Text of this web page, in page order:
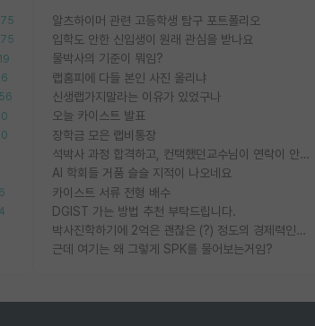
알츠하이머 관련 고등학생 탐구 포트폴리오
입학도 안한 신입생이 원래 관심을 받나요
물박사의 기준이 뭐임?
랩홈피에 다들 본인 사진 올리냐
신생랩가지말라는 이유가 있었구나
오늘 카이스트 발표
장학금 모은 랩비통장
석박사 과정 합격하고, 컨택했던교수님이 연락이 안됩니다...
AI 학회들 거품 슬슬 지적이 나오네요
카이스트 서류 전형 배수
DGIST 가는 방법 추천 부탁드립니다.
박사진학하기에 2억은 괜찮은 (?) 정도의 경제력인가요
근데 여기는 왜 그렇게 SPK를 물어보는거임?